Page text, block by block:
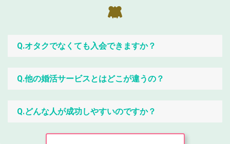
Q.オタクでなくても入会できますか？
Q.他の婚活サービスとはどこが違うの？
Q.どんな人が成功しやすいのですか？